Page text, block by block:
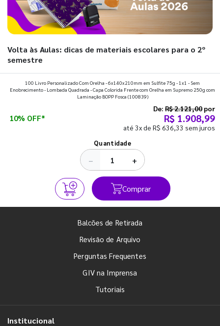
Volta às Aulas: dicas de materiais escolares para o 2º
semestre
Prepare a mochila, organize a rotina e descubra os materiais
que fazem toda diferença para começar o segundo
100 Livro Personalizado Com Orelha - 6x140x210mm em Sulfite 75g - 1x1 - Sem
Enobrecimento - Lombada Quadrada - Capa Colorida Frente com Orelha em Supremo 250g com
Laminação BOPP Fosca (100839)
10% OFF*
De: R$ 2.121,00 por
R$ 1.908,99
até 3x de R$ 636,33 sem juros
Quantidade
− +
Comprar
Balcões de Retirada
Revisão de Arquivo
Perguntas Frequentes
GIV na Imprensa
Tutoriais
Institucional